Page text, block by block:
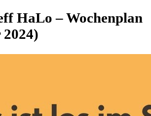
HaLo – Wochenplan
2024)